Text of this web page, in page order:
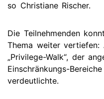
so Christiane Rischer.
Die Teilnehmenden
Thema weiter vertiefen:
„Privilege-Walk“, der
Einschränkungs-
verdeutlichte.